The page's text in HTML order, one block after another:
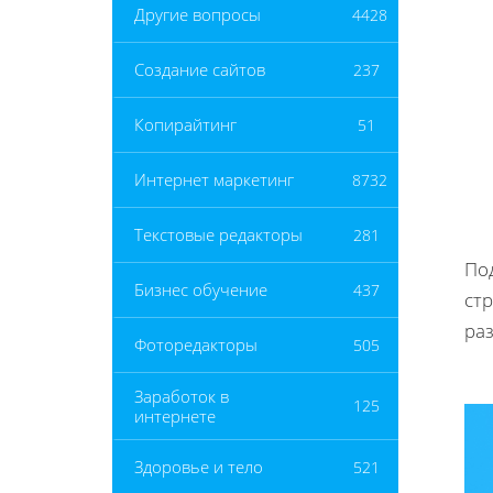
Другие вопросы 4428
Создание сайтов 237
Копирайтинг 51
Интернет маркетинг 8732
Текстовые редакторы 281
Бизнес обучение 437
Фоторедакторы 505
Заработок в
интернете
125
Здоровье и тело 521